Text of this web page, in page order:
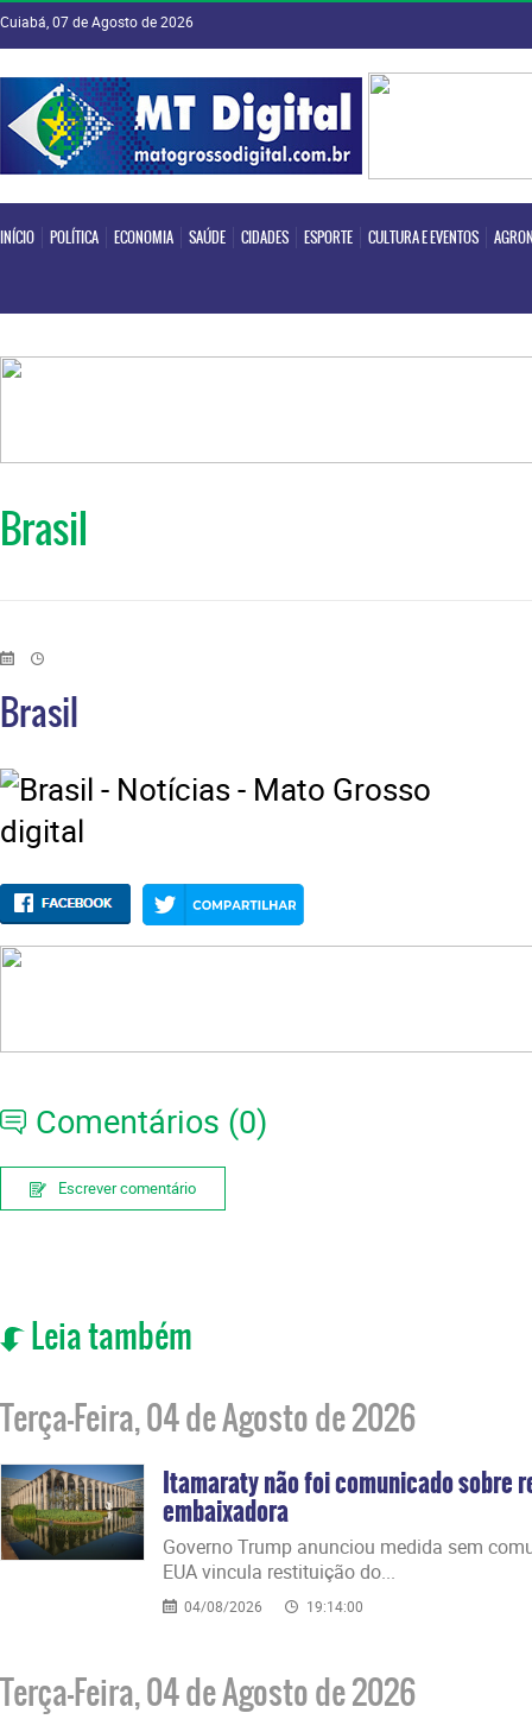
Cuiabá, 07 de Agosto de 2026
INÍCIO POLÍTICA ECONOMIA SAÚDE CIDADES ESPORTE CULTURA E EVENTOS
INÍCIO POLÍTICA ECONOMIA SAÚDE
Brasil
Brasil
Comentários (0)
Escrever comentário
Leia também
Terça-Feira, 04 de Agosto de 2026
Itamaraty não foi comunicado sobre
embaixadora
Governo Trump anunciou medida sem
EUA vincula restituição do...
04/08/2026 19:14:00
Terça-Feira, 04 de Agosto de 2026